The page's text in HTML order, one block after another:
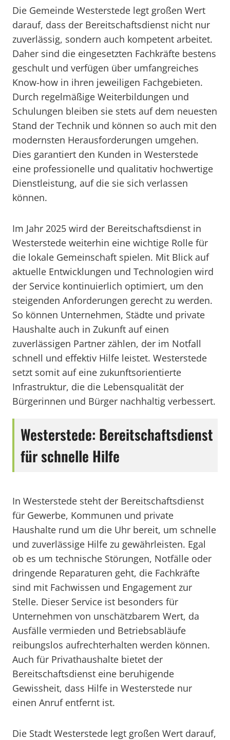
Die Gemeinde Westerstede legt großen Wert
darauf, dass der Bereitschaftsdienst nicht nur
zuverlässig, sondern auch kompetent arbeitet.
Daher sind die eingesetzten Fachkräfte bestens
geschult und verfügen über umfangreiches
Know-how in ihren jeweiligen Fachgebieten.
Durch regelmäßige Weiterbildungen und
Schulungen bleiben sie stets auf dem neuesten
Stand der Technik und können so auch mit den
modernsten Herausforderungen umgehen.
Dies garantiert den Kunden in Westerstede
eine professionelle und qualitativ hochwertige
Dienstleistung, auf die sie sich verlassen
können.
Im Jahr 2025 wird der Bereitschaftsdienst in
Westerstede weiterhin eine wichtige Rolle für
die lokale Gemeinschaft spielen. Mit Blick auf
aktuelle Entwicklungen und Technologien wird
der Service kontinuierlich optimiert, um den
steigenden Anforderungen gerecht zu werden.
So können Unternehmen, Städte und private
Haushalte auch in Zukunft auf einen
zuverlässigen Partner zählen, der im Notfall
schnell und effektiv Hilfe leistet. Westerstede
setzt somit auf eine zukunftsorientierte
Infrastruktur, die die Lebensqualität der
Bürgerinnen und Bürger nachhaltig verbessert.
Westerstede: Bereitschaftsdienst
für schnelle Hilfe
In Westerstede steht der Bereitschaftsdienst
für Gewerbe, Kommunen und private
Haushalte rund um die Uhr bereit, um schnelle
und zuverlässige Hilfe zu gewährleisten. Egal
ob es um technische Störungen, Notfälle oder
dringende Reparaturen geht, die Fachkräfte
sind mit Fachwissen und Engagement zur
Stelle. Dieser Service ist besonders für
Unternehmen von unschätzbarem Wert, da
Ausfälle vermieden und Betriebsabläufe
reibungslos aufrechterhalten werden können.
Auch für Privathaushalte bietet der
Bereitschaftsdienst eine beruhigende
Gewissheit, dass Hilfe in Westerstede nur
einen Anruf entfernt ist.
Die Stadt Westerstede legt großen Wert darauf,